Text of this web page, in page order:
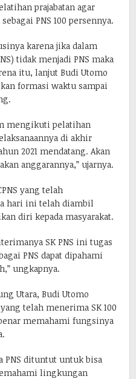
prajabatan agar
PNS 100 persennya.
karena jika dalam
tidak menjadi PNS maka
itu, lanjut Budi Utomo
formasi waktu sampai
mengikuti pelatihan
di akhir
2021 mendatang. Akan
anggarannya,” ujarnya.
yang telah
hari ini telah diambil
diri kepada masyarakat.
SK PNS ini tugas
PNS dapat dipahami
ungkapnya.
Utara, Budi Utomo
telah menerima SK 100
memahami fungsinya
PNS dituntut untuk bisa
lingkungan